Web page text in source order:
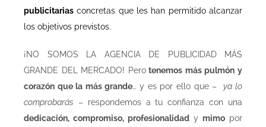
publicitarias concretas que les han permitido alcanzar
los objetivos previstos.
¡NO SOMOS LA AGENCIA DE PUBLICIDAD MÁS
GRANDE DEL MERCADO! Perotenemos más pulmón y
corazón que la más grande… y es por ello que –ya lo
comprobarás – respondemos a tu confianza con una
dedicación, compromiso, profesionalidad y mimo por